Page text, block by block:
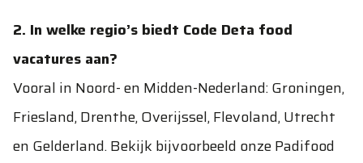
2. In welke regio’s biedt Code Deta food
vacatures aan?
Vooral in Noord- en Midden-Nederland: Groningen,
Friesland, Drenthe, Overijssel, Flevoland, Utrecht
en Gelderland. Bekijk bijvoorbeeld onzePadifood